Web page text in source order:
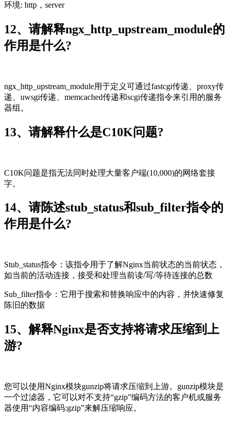
环境: http，server
12、请解释ngx_http_upstream_module的
作用是什么?
ngx_http_upstream_module用于定义可通过fastcgi传递、proxy传
递、uwsgi传递、memcached传递和scgi传递指令来引用的服务
器组。
13、请解释什么是C10K问题?
C10K问题是指无法同时处理大量客户端(10,000)的网络套接
字。
14、请陈述stub_status和sub_filter指令的
作用是什么?
Stub_status指令：该指令用于了解Nginx当前状态的当前状态，
如当前的活动连接，接受和处理当前读/写/等待连接的总数
Sub_filter指令：它用于搜索和替换响应中的内容，并快速修复
陈旧的数据
15、解释Nginx是否支持将请求压缩到上
游?
您可以使用Nginx模块gunzip将请求压缩到上游。gunzip模块是
一个过滤器，它可以对不支持“gzip”编码方法的客户机或服务
器使用“内容编码:gzip”来解压缩响应。